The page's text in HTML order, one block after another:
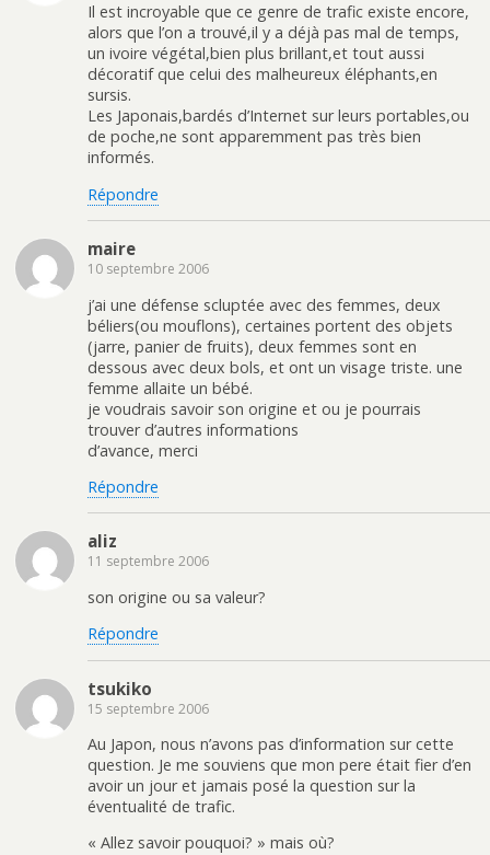
Il est incroyable que ce genre de trafic existe encore,
alors que l’on a trouvé,il y a déjà pas mal de temps,
un ivoire végétal,bien plus brillant,et tout aussi
décoratif que celui des malheureux éléphants,en
sursis.
Les Japonais,bardés d’Internet sur leurs portables,ou
de poche,ne sont apparemment pas très bien
informés.
Répondre
maire
10 septembre 2006
j’ai une défense scluptée avec des femmes, deux
béliers(ou mouflons), certaines portent des objets
(jarre, panier de fruits), deux femmes sont en
dessous avec deux bols, et ont un visage triste. une
femme allaite un bébé.
je voudrais savoir son origine et ou je pourrais
trouver d’autres informations
d’avance, merci
Répondre
aliz
11 septembre 2006
son origine ou sa valeur?
Répondre
tsukiko
15 septembre 2006
Au Japon, nous n’avons pas d’information sur cette
question. Je me souviens que mon pere était fier d’en
avoir un jour et jamais posé la question sur la
éventualité de trafic.
« Allez savoir pouquoi? » mais où?